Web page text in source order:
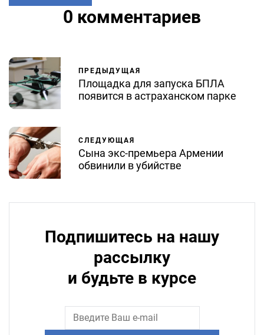
0 комментариев
ПРЕДЫДУЩАЯ
Площадка для запуска БПЛА
появится в астраханском парке
СЛЕДУЮЩАЯ
Сына экс-премьера Армении
обвинили в убийстве
Подпишитесь на нашу
рассылку
и будьте в курсе